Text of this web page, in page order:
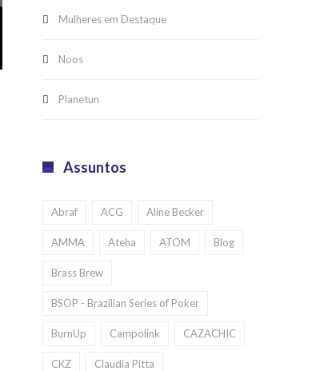
Mulheres em Destaque
Noos
Planetun
Assuntos
Abraf ACG Aline Becker
AMMA Ateha ATOM Blog
Brass Brew
BSOP - Brazilian Series of Poker
BurnUp Campolink CAZACHIC
CKZ Claudia Pitta